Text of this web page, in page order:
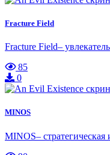
Fracture Field
Fracture Field–
85
0
MINOS
MINOS–